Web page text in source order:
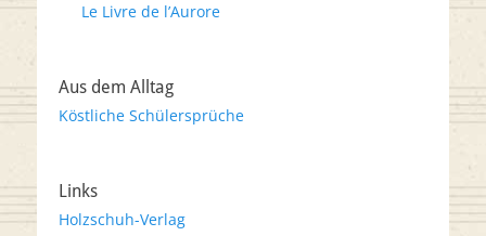
Le Livre de l’Aurore
Aus dem Alltag
Köstliche Schülersprüche
Links
Holzschuh-Verlag